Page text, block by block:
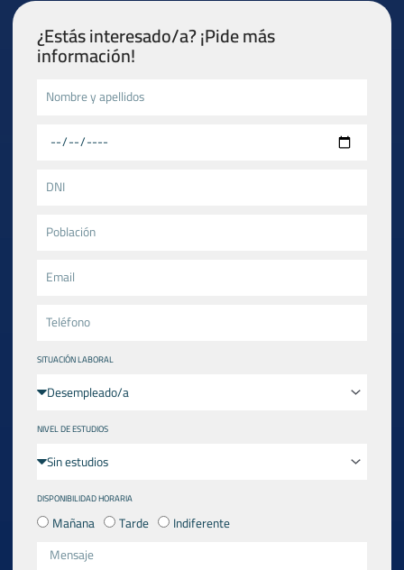
¿Estás interesado/a? ¡Pide más
información!​
SITUACIÓN LABORAL
NIVEL DE ESTUDIOS
DISPONIBILIDAD HORARIA
Mañana Tarde Indiferente